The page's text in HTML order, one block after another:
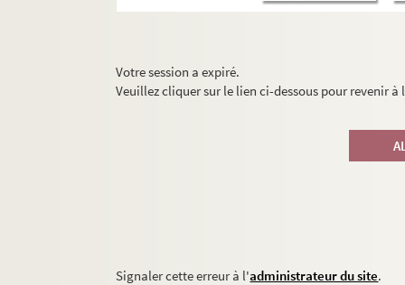
Votre session a expiré.
Veuillez cliquer sur le lien ci-dessous pour revenir
Signaler cette erreur à l'administrateur du site.